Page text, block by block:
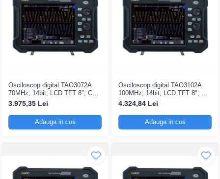
Osciloscop digital TAO3072A
70MHz; 14bit; LCD TFT 8"; Ch:
2; 1Gsps; 40Mpts dotat cu
tehnologie de Analiză semnal
3.975,35 Lei
Adauga in cos
Osciloscop digital TAO3102A
100MHz; 14bit; LCD TFT 8"; Ch:
2; 1Gsps; 40Mpts dotat cu
Măsurători automate
4.324,84 Lei
Adauga in cos